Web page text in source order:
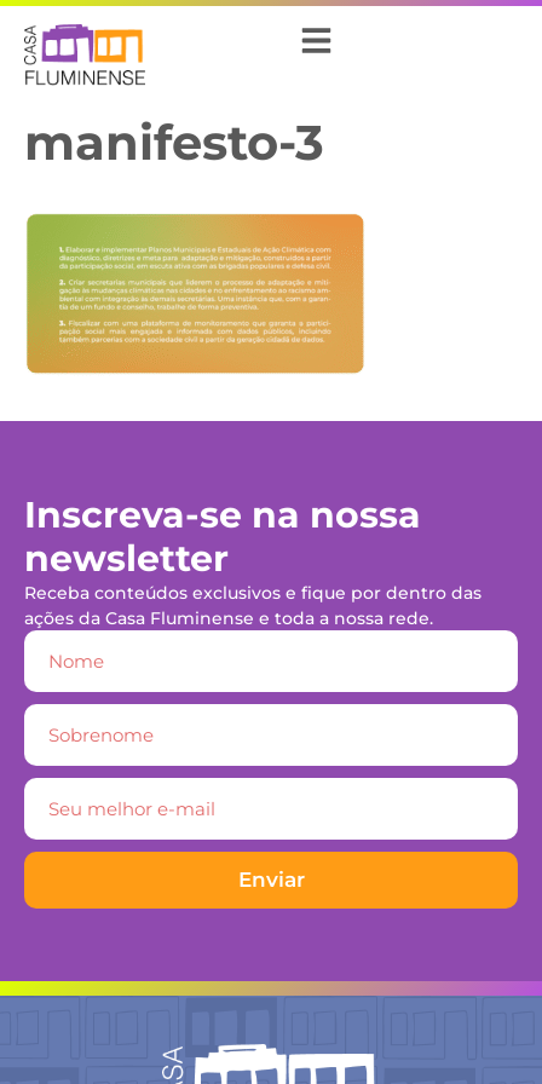
manifesto-3
Inscreva-se na nossa
newsletter
Receba conteúdos exclusivos e fique por dentro das
ações da Casa Fluminense e toda a nossa rede.
Enviar